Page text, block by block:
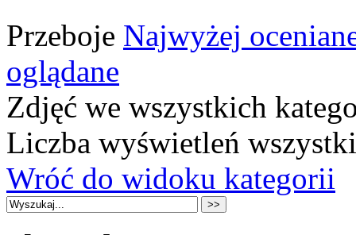
Przeboje Najwyżej
oglądane
Zdjęć we wszystkich
Liczba wyświetleń
Wróć do widoku kategorii